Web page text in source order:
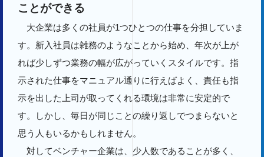
ことができる
大企業は多くの社員が1つひとつの仕事を分担していま
す。新入社員は雑務のようなことから始め、年次が上が
れば少しずつ業務の幅が広がっていくスタイルです。指
示された仕事をマニュアル通りに行えばよく、責任も指
示を出した上司が取ってくれる環境は非常に安定的で
す。しかし、毎日が同じことの繰り返しでつまらないと
思う人もいるかもしれません。
対してベンチャー企業は、少人数であることが多く、